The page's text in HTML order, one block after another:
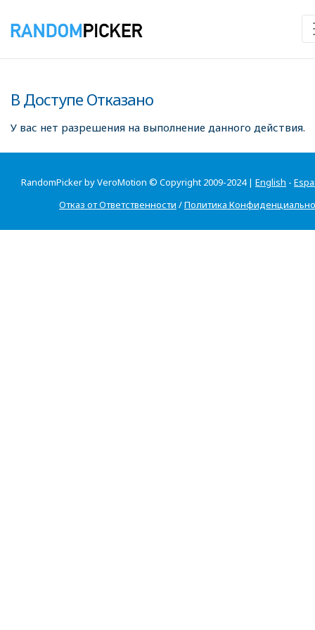
В Доступе Отказано
У вас нет разрешения на выполнение данного действия.
RandomPicker by VeroMotion © Copyright 2009-2024 | English -
Отказ от Ответственности /Политика